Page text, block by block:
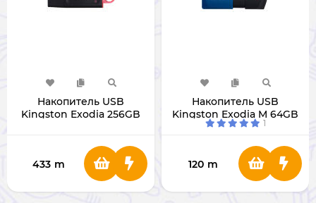
Накопитель USB
Kingston Exodia 256GB
433 m
Накопитель USB
Kingston Exodia M 64GB
3.2 DTXM/64GB
1
120 m